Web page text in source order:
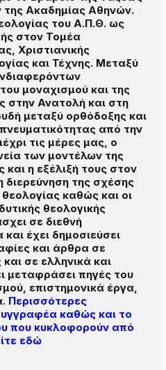
Ακαδημίας Αθηνών.
του Α.Π.Θ. ως
στον Τομέα
Χριστιανικής
και Τέχνης. Μεταξύ
μοναχισμού και της
στην Ανατολή και στη
μεταξύ ορθόδοξης και
από την
τις μέρες μας, ο
των μοντέλων της
και η εξέλιξή τους στον
της σχέσης
καθώς και οι
θεολογικής
σε διεθνή
έχει δημοσιεύσει
και άρθρα σε
σε ελληνικά και
μεταφράσει πηγές του
επιστημονικά έργα,
Περισσότερες
καθώς και το
που κυκλοφορούν από
εδώ